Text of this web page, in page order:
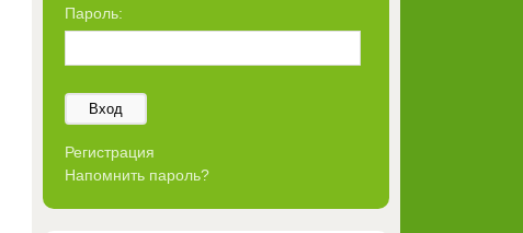
Пароль:
Вход
Регистрация
Напомнить пароль?